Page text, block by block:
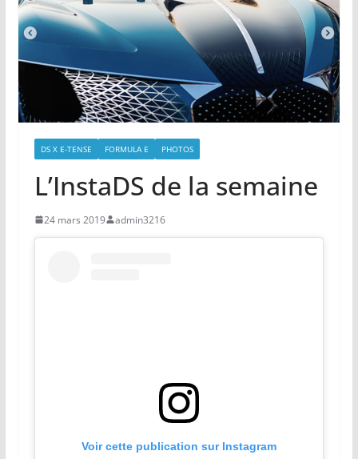
DS X E-TENSE FORMULA E PHOTOS
L’InstaDS de la semaine
24 mars 2019 admin3216
Voir cette publication sur Instagram